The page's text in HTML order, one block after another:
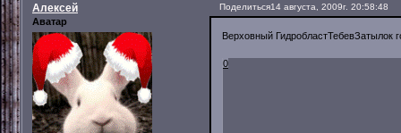
Поделиться14 августа, 2009г. 20:58:48
Алексей
Аватар
Верховный ГидробластТебевЗатылок
0